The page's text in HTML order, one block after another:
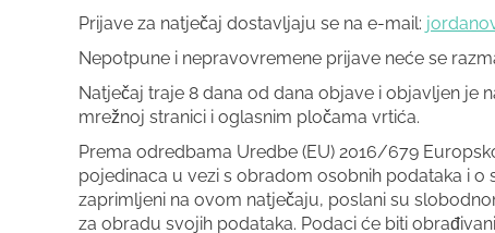
Prijave za natječaj dostavljaju se na e-mail:
Nepotpune i nepravovremene prijave neće se
Natječaj traje 8 dana od dana objave i objavljen je
mrežnoj stranici i oglasnim pločama vrtića.
Prema odredbama Uredbe (EU) 2016/679
pojedinaca u vezi s obradom osobnih podataka i
zaprimljeni na ovom natječaju, poslani su
za obradu svojih podataka. Podaci će biti